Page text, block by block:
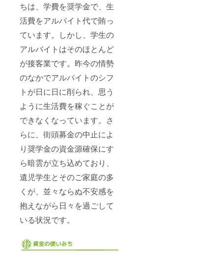
ちは、学費を奨学金で、生
活費をアルバイト代で賄っ
ています。しかし、学生の
アルバイトはそのほとんど
が接客業です。昨今の情勢
のなかでアルバイトのシフ
トが日に日に削られ、思う
ように生活費を稼ぐことが
できなくなっています。さ
らに、街頭募金の中止によ
り奨学金の資金源確保にす
ら暗雲が立ち込めており、
遺児学生とそのご家庭の多
くが、並々ならぬ不安感を
抱えながら日々を過ごして
いる状況です。